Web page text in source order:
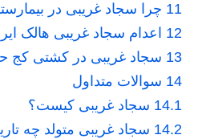
11 چرا سجاد غریبی در
12
اعدام سجاد غریبی هالک
13 سجاد غریبی در کشتی کج
14 سوالات متداول
14.1 سجاد غریبی کیست؟
14.2 سجاد غریبی متولد چه